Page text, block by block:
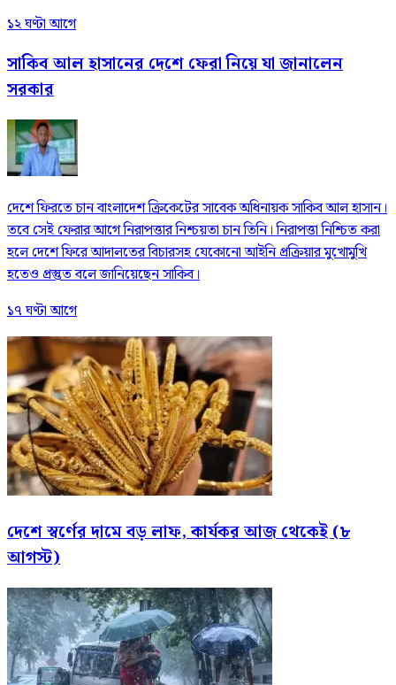
১২ ঘণ্টা আগে
সাকিব আল হাসানের দেশে ফেরা নিয়ে যা জানালেন
সরকার
দেশে ফিরতে চান বাংলাদেশ ক্রিকেটের সাবেক অধিনায়ক সাকিব আল হাসান।
তবে সেই ফেরার আগে নিরাপত্তার নিশ্চয়তা চান তিনি। নিরাপত্তা নিশ্চিত করা
হলে দেশে ফিরে আদালতের বিচারসহ যেকোনো আইনি প্রক্রিয়ার মুখোমুখি
হতেও প্রস্তুত বলে জানিয়েছেন সাকিব।
১৭ ঘণ্টা আগে
দেশে স্বর্ণের দামে বড় লাফ, কার্যকর আজ থেকেই (৮
আগস্ট)